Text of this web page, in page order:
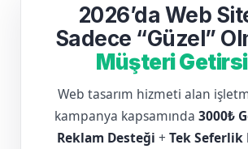
2026’da Web
Sadece “Güzel”
Müşteri
Web tasarım hizmeti alan
kampanya kapsamında 3000₺
Reklam Desteği + Tek Seferlik